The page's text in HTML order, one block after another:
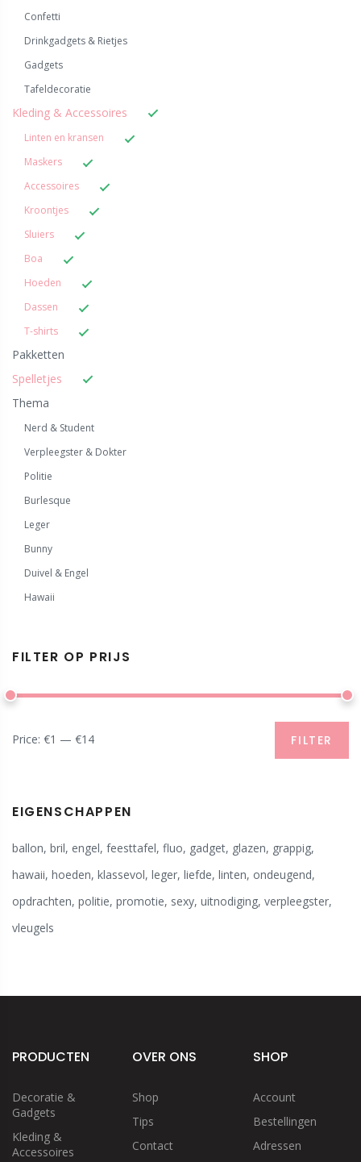
Confetti
Drinkgadgets & Rietjes
Gadgets
Tafeldecoratie
Kleding & Accessoires
Linten en kransen
Maskers
Accessoires
Kroontjes
Sluiers
Boa
Hoeden
Dassen
T-shirts
Pakketten
Spelletjes
Thema
Nerd & Student
Verpleegster & Dokter
Politie
Burlesque
Leger
Bunny
Duivel & Engel
Hawaii
FILTER OP PRIJS
FILTER
Price: €1 — €14
EIGENSCHAPPEN
ballon, bril, engel, feesttafel, fluo, gadget, glazen, grappig,
hawaii, hoeden, klassevol, leger, liefde, linten, ondeugend,
opdrachten, politie, promotie, sexy, uitnodiging, verpleegster,
vleugels
PRODUCTEN
Decoratie &
Gadgets
Kleding &
Accessoires
OVER ONS
Shop
Tips
Contact
SHOP
Account
Bestellingen
Adressen